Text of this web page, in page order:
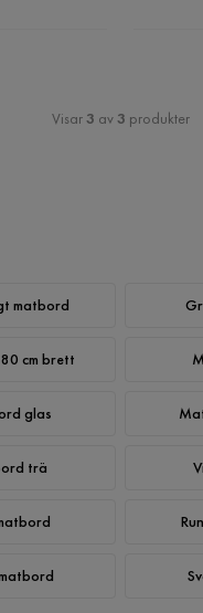
Visar3 av3 produkter
matbord
cm brett
glas
trä